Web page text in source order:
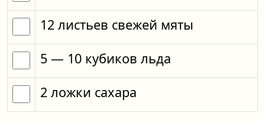
12 листьев свежей мяты
5 — 10 кубиков льда
2 ложки сахара